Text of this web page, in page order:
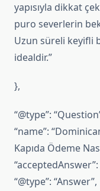
yapısıyla dikkat
puro severlerin
Uzun süreli keyifli
idealdir.”
},
“@type”:
“name”:
Kapıda Ödeme
“@type”: “Answer”,